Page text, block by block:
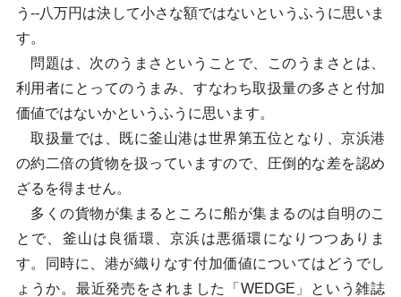
う--八万円は決して小さな額ではないというふうに思いま
す。
問題は、次のうまさということで、このうまさとは、
利用者にとってのうまみ、すなわち取扱量の多さと付加
価値ではないかというふうに思います。
取扱量では、既に釜山港は世界第五位となり、京浜港
の約二倍の貨物を扱っていますので、圧倒的な差を認め
ざるを得ません。
多くの貨物が集まるところに船が集まるのは自明のこ
とで、釜山は良循環、京浜は悪循環になりつつありま
す。同時に、港が織りなす付加価値についてはどうでし
ょうか。最近発売をされました「WEDGE」という雑誌